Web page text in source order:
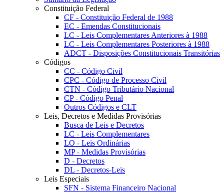
Constituição Federal
CF - Constituição Federal de 1988
EC - Emendas Constitucionais
LC - Leis Complementares Anteriores à 1988
LC - Leis Complementares Posteriores à 1988
ADCT - Disposições Constitucionais Transitórias
Códigos
CC - Código Civil
CPC - Código de Processo Civil
CTN - Código Tributário Nacional
CP - Código Penal
Outros Códigos e CLT
Leis, Decretos e Medidas Provisórias
Busca de Leis e Decretos
LC - Leis Complementares
LO - Leis Ordinárias
MP - Medidas Provisórias
D - Decretos
DL - Decretos-Leis
Leis Especiais
SFN - Sistema Financeiro Nacional